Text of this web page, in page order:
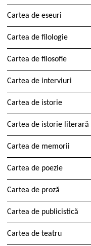
Cartea de eseuri
Cartea de filologie
Cartea de filosofie
Cartea de interviuri
Cartea de istorie
Cartea de istorie literară
Cartea de memorii
Cartea de poezie
Cartea de proză
Cartea de publicistică
Cartea de teatru